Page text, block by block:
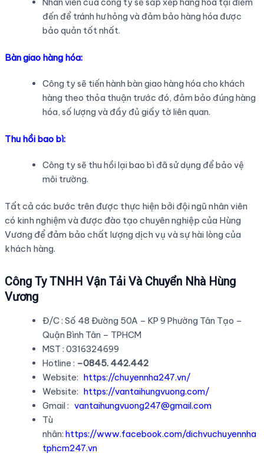
Nhân viên của công ty sẽ sắp xếp hàng hóa tại điểm
đến để tránh hư hỏng và đảm bảo hàng hóa được
bảo quản tốt nhất.
Bàn giao hàng hóa:
Công ty sẽ tiến hành bàn giao hàng hóa cho khách
hàng theo thỏa thuận trước đó, đảm bảo đúng hàng
hóa, số lượng và đầy đủ giấy tờ liên quan.
Thu hồi bao bì:
Công ty sẽ thu hồi lại bao bì đã sử dụng để bảo vệ
môi trường.
Tất cả các bước trên được thực hiện bởi đội ngũ nhân viên
có kinh nghiệm và được đào tạo chuyên nghiệp của Hùng
Vương để đảm bảo chất lượng dịch vụ và sự hài lòng của
khách hàng.
Công Ty TNHH Vận Tải Và Chuyển Nhà Hùng
Vương
Đ/C : Số 48 Đường 50A – KP 9 Phường Tân Tạo –
Quận Bình Tân – TPHCM
MST : 0316324699
Hotline : –0845. 442.442
Website: https://chuyennha247.vn/
Website: https://vantaihungvuong.com/
Gmail : vantaihungvuong247@gmail.com
Tù
nhân: https://www.facebook.com/dichvuchuyennha
tphcm247.vn